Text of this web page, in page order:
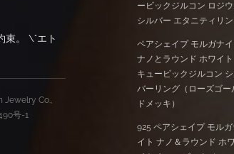
ービックジルコン ロジ
シルバー エタニティリ
ペアシェイプ モルガナイ
ナノとラウンド ホワイト
キュービックジルコン
バーリング（ローズゴー
ドメッキ）
925 ペアシェイプ モルガ
イト ナノ＆ラウンド ホワ
束。 \"エト
Jewelry Co.,
号-1